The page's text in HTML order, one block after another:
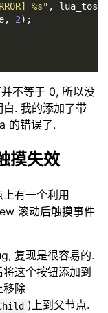
%s" ,
2
不等于 0, 所以没
. 我的添加了带
的错误了.
摸失效
有一个利用
滚动后触摸事件
复现是很容易的.
将这个按钮添加到
移除
)上到父节点.